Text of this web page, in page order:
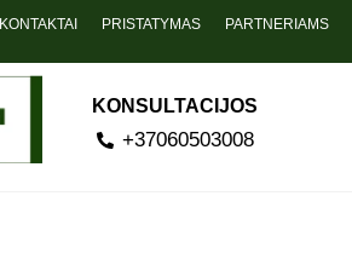
KONTAKTAI PRISTATYMAS PARTNERIAMS
KONSULTACIJOS
+37060503008